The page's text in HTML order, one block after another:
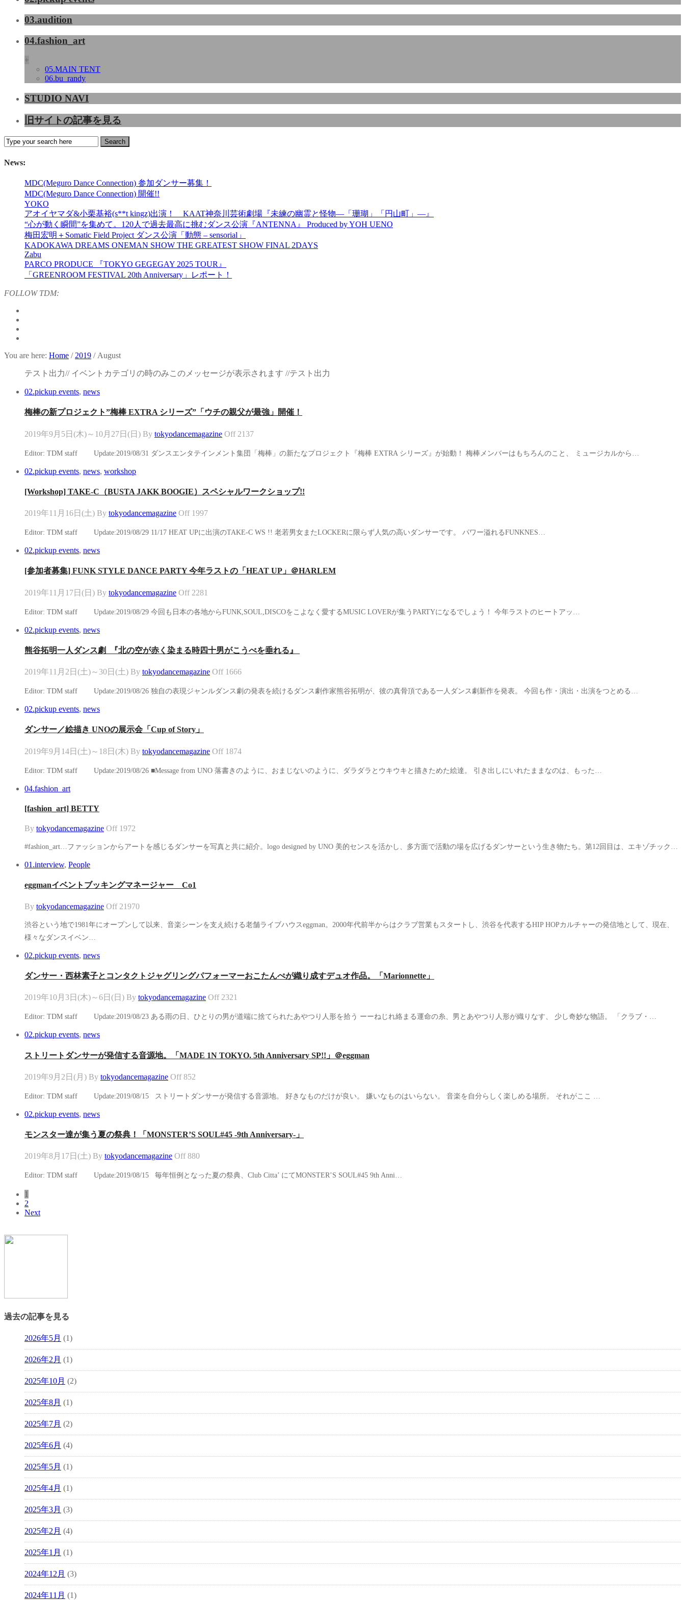
03.audition
04.fashion_art
+
05.MAIN TENT
06.bu_randy
STUDIO NAVI
旧サイトの記事を見る
News:
MDC(Meguro Dance Connection) 参加ダンサー募集！
MDC(Meguro Dance Connection) 開催!!
YOKO
アオイヤマダ&小栗基裕(s**t kingz)出演！ KAAT神奈川芸術劇場『未練の幽霊と怪物―「珊瑚」「円山町」―』
“心が動く瞬間”を集めて。120人で過去最高に挑むダンス公演『ANTENNA』 Produced by YOH UENO
梅田宏明＋Somatic Field Project ダンス公演「動態 ‒ sensorial」
KADOKAWA DREAMS ONEMAN SHOW THE GREATEST SHOW FINAL 2DAYS
Zabu
PARCO PRODUCE 『TOKYO GEGEGAY 2025 TOUR』
「GREENROOM FESTIVAL 20th Anniversary」レポート！
FOLLOW TDM:
You are here: Home / 2019 / August
テスト出力// イベントカテゴリの時のみこのメッセージが表示されます //テスト出力
02.pickup events, news
梅棒の新プロジェクト”梅棒 EXTRA シリーズ”「ウチの親父が最強」開催！
2019年9月5日(木)～10月27日(日) By tokyodancemagazine Off 2137
Editor: TDM staff Update:2019/08/31 ダンスエンタテインメント集団「梅棒」の新たなプロジェクト『梅棒 EXTRA シリーズ』が始動！ 梅棒メンバーはもちろんのこと、 ミュージカルから…
02.pickup events, news, workshop
[Workshop] TAKE-C（BUSTA JAKK BOOGIE）スペシャルワークショップ!!
2019年11月16日(土) By tokyodancemagazine Off 1997
Editor: TDM staff Update:2019/08/29 11/17 HEAT UPに出演のTAKE-C WS !! 老若男女またLOCKERに限らず人気の高いダンサーです。 パワー溢れるFUNKNES…
02.pickup events, news
[参加者募集] FUNK STYLE DANCE PARTY 今年ラストの「HEAT UP」＠HARLEM
2019年11月17日(日) By tokyodancemagazine Off 2281
Editor: TDM staff Update:2019/08/29 今回も日本の各地からFUNK,SOUL,DISCOをこよなく愛するMUSIC LOVERが集うPARTYになるでしょう！ 今年ラストのヒートアッ…
02.pickup events, news
熊谷拓明一人ダンス劇 『北の空が赤く染まる時四十男がこうべを垂れる』
2019年11月2日(土)～30日(土) By tokyodancemagazine Off 1666
Editor: TDM staff Update:2019/08/26 独自の表現ジャンル​ダンス劇の発表を続けるダンス劇作家​熊谷拓明​が、彼の真骨頂である​一人ダンス劇新作を発表。 今回も作・演出・出演をつとめる…
02.pickup events, news
ダンサー／絵描き UNOの展示会「Cup of Story」
2019年9月14日(土)～18日(木) By tokyodancemagazine Off 1874
Editor: TDM staff Update:2019/08/26 ■Message from UNO 落書きのように、おまじないのように、ダラダラとウキウキと描きためた絵達。 引き出しにいれたままなのは、もった…
04.fashion_art
[fashion_art] BETTY
By tokyodancemagazine Off 1972
#fashion_art…ファッションからアートを感じるダンサーを写真と共に紹介。logo designed by UNO 美的センスを活かし、多方面で活動の場を広げるダンサーという生き物たち。第12回目は、エキゾチック…
01.interview, People
eggmanイベントブッキングマネージャー Co1
By tokyodancemagazine Off 21970
渋谷という地で1981年にオープンして以来、音楽シーンを支え続ける老舗ライブハウスeggman。2000年代前半からはクラブ営業もスタートし、渋谷を代表するHIP HOPカルチャーの発信地として、現在、
様々なダンスイベン…
02.pickup events, news
ダンサー・西林素子とコンタクトジャグリングパフォーマーおこたんぺが織り成すデュオ作品。「Marionnette」
2019年10月3日(木)～6日(日) By tokyodancemagazine Off 2321
Editor: TDM staff Update:2019/08/23 ある雨の日、ひとりの男が道端に捨てられたあやつり人形を拾う ーーねじれ絡まる運命の糸、男とあやつり人形が織りなす、 少し奇妙な物語。 「クラブ・…
02.pickup events, news
ストリートダンサーが発信する音源地。「MADE 1N TOKYO. 5th Anniversary SP!!」＠eggman
2019年9月2日(月) By tokyodancemagazine Off 852
Editor: TDM staff Update:2019/08/15 ストリートダンサーが発信する音源地。 好きなものだけが良い。 嫌いなものはいらない。 音楽を自分らしく楽しめる場所。 それがここ …
02.pickup events, news
モンスター達が集う夏の祭典！「MONSTER’S SOUL#45 -9th Anniversary-」
2019年8月17日(土) By tokyodancemagazine Off 880
Editor: TDM staff Update:2019/08/15 毎年恒例となった夏の祭典、Club Citta’ にてMONSTER’S SOUL#45 9th Anni…
1
2
Next
過去の記事を見る
2026年5月 (1)
2026年2月 (1)
2025年10月 (2)
2025年8月 (1)
2025年7月 (2)
2025年6月 (4)
2025年5月 (1)
2025年4月 (1)
2025年3月 (3)
2025年2月 (4)
2025年1月 (1)
2024年12月 (3)
2024年11月 (1)